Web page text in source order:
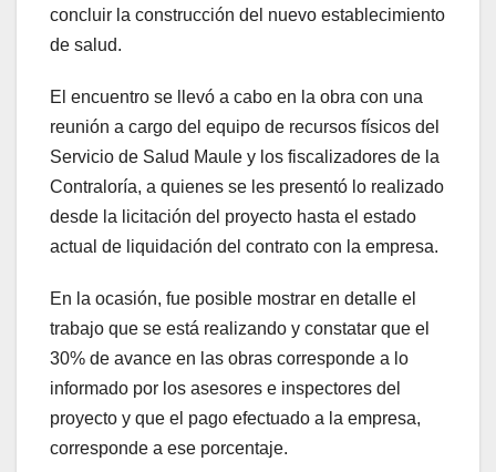
concluir la construcción del nuevo establecimiento
de salud.
El encuentro se llevó a cabo en la obra con una
reunión a cargo del equipo de recursos físicos del
Servicio de Salud Maule y los fiscalizadores de la
Contraloría, a quienes se les presentó lo realizado
desde la licitación del proyecto hasta el estado
actual de liquidación del contrato con la empresa.
En la ocasión, fue posible mostrar en detalle el
trabajo que se está realizando y constatar que el
30% de avance en las obras corresponde a lo
informado por los asesores e inspectores del
proyecto y que el pago efectuado a la empresa,
corresponde a ese porcentaje.